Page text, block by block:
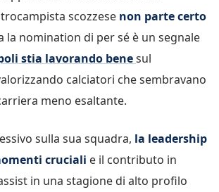
scozzese non parte certo
la nomination di per sé è un segnale
stia lavorando benesul
calciatori che sembravano
meno esaltante.
sulla sua squadra, la leadership
cruciali e il contributo in
in una stagione di alto profilo